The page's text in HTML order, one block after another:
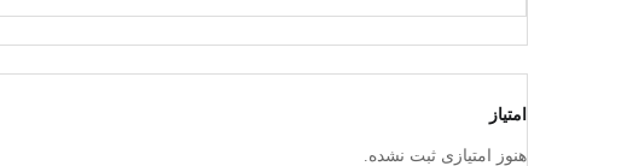
امتیاز
هنوز امتیازی ثبت نشده.